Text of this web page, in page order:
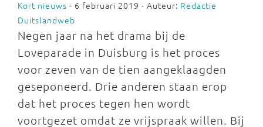
Kort nieuws - 6 februari 2019 - Auteur: Redactie
Duitslandweb
Negen jaar na het drama bij de
Loveparade in Duisburg is het proces
voor zeven van de tien aangeklaagden
geseponeerd. Drie anderen staan erop
dat het proces tegen hen wordt
voortgezet omdat ze vrijspraak willen. Bij